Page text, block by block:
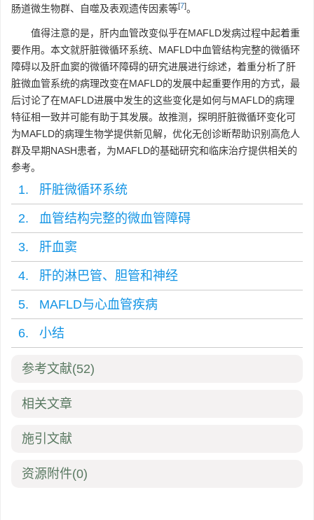
肠道微生物群、自噬及表观遗传因素等[7]。
值得注意的是，肝内血管改变似乎在MAFLD发病过程中起着重
要作用。本文就肝脏微循环系统、MAFLD中血管结构完整的微循环
障碍以及肝血窦的微循环障碍的研究进展进行综述，着重分析了肝
脏微血管系统的病理改变在MAFLD的发展中起重要作用的方式，最
后讨论了在MAFLD进展中发生的这些变化是如何与MAFLD的病理
特征相一致并可能有助于其发展。故推测，探明肝脏微循环变化可
为MAFLD的病理生物学提供新见解，优化无创诊断帮助识别高危人
群及早期NASH患者，为MAFLD的基础研究和临床治疗提供相关的
参考。
1. 肝脏微循环系统
2. 血管结构完整的微血管障碍
3. 肝血窦
4. 肝的淋巴管、胆管和神经
5. MAFLD与心血管疾病
6. 小结
参考文献(52)
相关文章
施引文献
资源附件(0)